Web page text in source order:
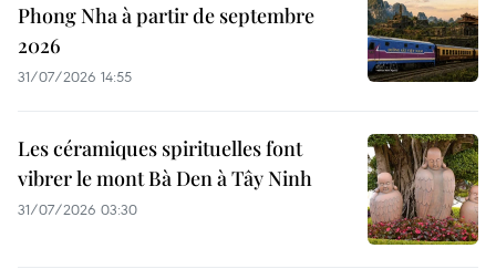
Phong Nha à partir de septembre
2026
31/07/2026 14:55
Les céramiques spirituelles font
vibrer le mont Bà Den à Tây Ninh
31/07/2026 03:30